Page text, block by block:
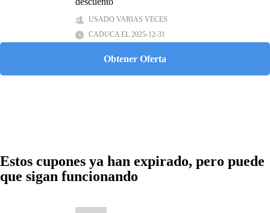
USADO VARIAS VECES
CADUCA EL 2025-12-31
Obtener Oferta
Estos cupones ya han expirado, pero puede
que sigan funcionando